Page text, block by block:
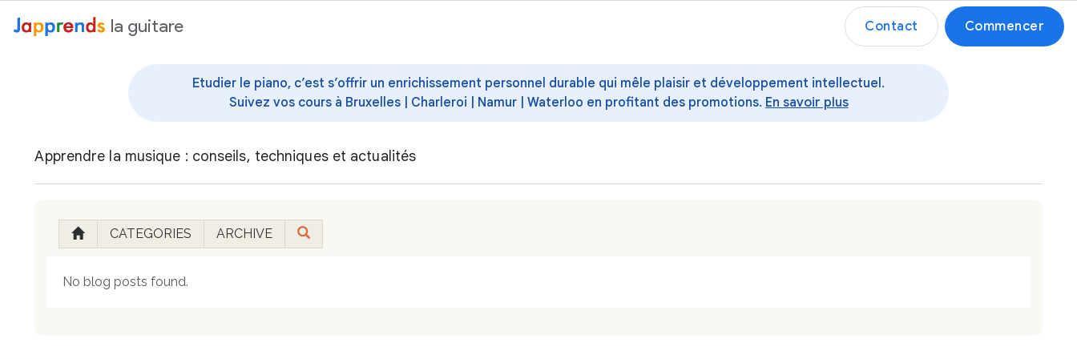
contenu la guitare Contact Commencer
Etudier le piano, c’est s’offrir un enrichissement personnel durable qui mêle plaisir et développement intellectuel.
Suivez vos cours à Bruxelles | Charleroi | Namur | Waterloo en profitant des promotions. En savoir plus
Apprendre la musique : conseils, techniques et actualités
CATEGORIES ARCHIVE
No blog posts found.